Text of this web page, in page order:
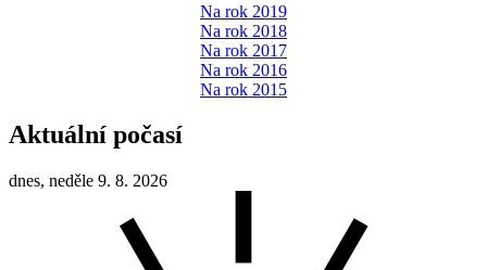
Na rok 2019
Na rok 2018
Na rok 2017
Na rok 2016
Na rok 2015
Aktuální počasí
dnes, neděle 9. 8. 2026